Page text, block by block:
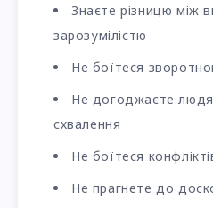
Знаєте різницю між
зарозумілістю
Не боїтеся
Не догоджаєте
схвалення
Не боїтеся
Не прагнете до